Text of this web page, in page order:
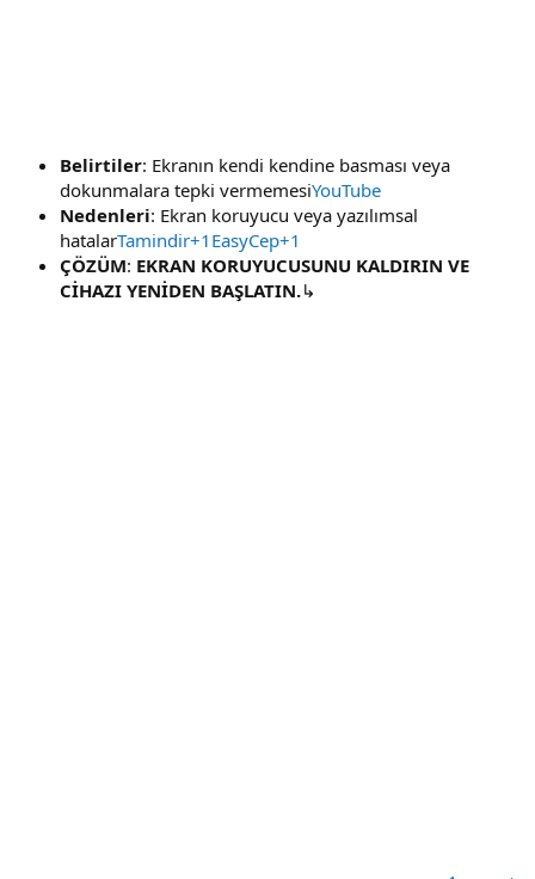
Belirtiler: Ekranın kendi kendine basması veya
dokunmalara tepki vermemesiYouTube
Nedenleri: Ekran koruyucu veya yazılımsal
hatalarTamindir+1EasyCep+1
ÇÖZÜM: EKRAN KORUYUCUSUNU KALDIRIN VE
CİHAZI YENİDEN BAŞLATIN.↳